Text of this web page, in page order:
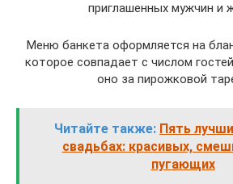
приглашенных мужчин и
Меню банкета оформляется на
которое совпадает с числом
оно за пирожковой
Читайте также: Пять
свадьбах: красивых,
пугающих